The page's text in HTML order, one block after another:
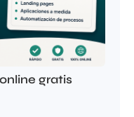
gratis